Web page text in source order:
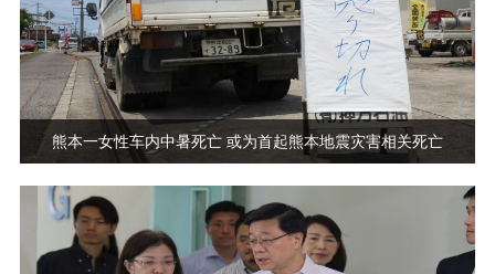
熊本一女性车内中暑死亡 或为首起熊本地震灾害相关死亡